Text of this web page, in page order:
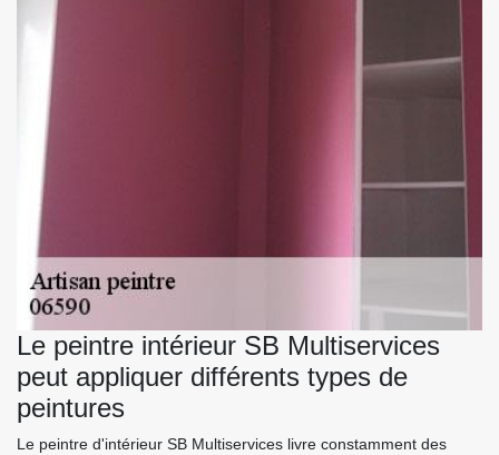
Le peintre intérieur SB Multiservices
peut appliquer différents types de
peintures
Le peintre d'intérieur SB Multiservices livre constamment des